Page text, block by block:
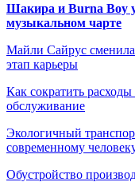
Шакира и Burna Boy
музыкальном чарте
Майли Сайрус
этап карьеры
Как сократить
обслуживание
Экологичный
современному
Обустройство